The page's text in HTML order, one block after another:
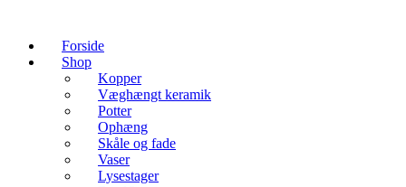
Forside
Shop
Kopper
Væghængt keramik
Potter
Ophæng
Skåle og fade
Vaser
Lysestager